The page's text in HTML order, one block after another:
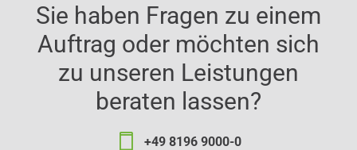
Sie haben Fragen zu einem
Auftrag oder möchten sich
zu unseren Leistungen
beraten lassen?
+49 8196 9000-0